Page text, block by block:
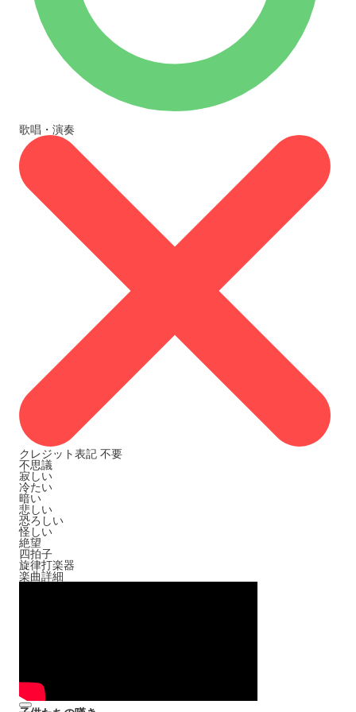
歌唱・演奏
クレジット表記 不要
不思議
寂しい
冷たい
暗い
悲しい
恐ろしい
怪しい
絶望
四拍子
旋律打楽器
楽曲詳細